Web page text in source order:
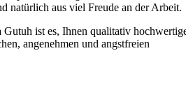
natürlich aus viel Freude an der Arbeit.
ist es, Ihnen qualitativ
angenehmen und angstfreien